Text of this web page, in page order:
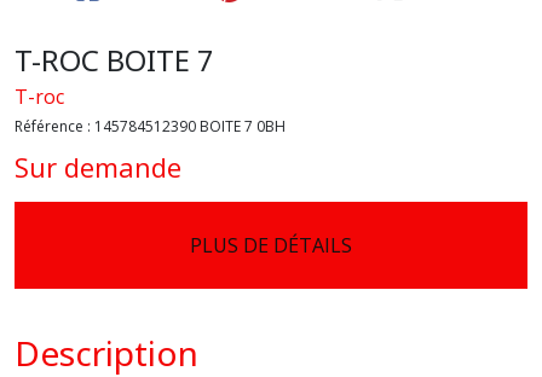
T-ROC BOITE 7
T-roc
Référence : 145784512390 BOITE 7 0BH
Sur demande
PLUS DE DÉTAILS
Description